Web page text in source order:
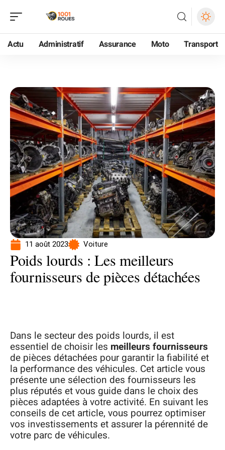
Actu Administratif Assurance Moto Transport
11 août 2023 Voiture
Poids lourds : Les meilleurs
fournisseurs de pièces détachées
Dans le secteur des poids lourds, il est
essentiel de choisir les meilleurs fournisseurs
de pièces détachées pour garantir la fiabilité et
la performance des véhicules. Cet article vous
présente une sélection des fournisseurs les
plus réputés et vous guide dans le choix des
pièces adaptées à votre activité. En suivant les
conseils de cet article, vous pourrez optimiser
vos investissements et assurer la pérennité de
votre parc de véhicules.